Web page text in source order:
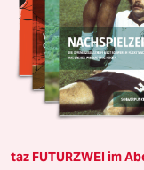
taz FUTURZWEI im